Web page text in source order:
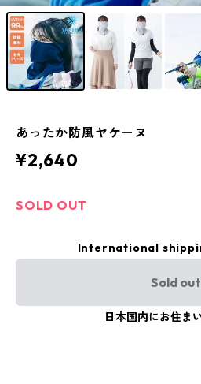
あったか防風ヤケーヌ
¥2,640
SOLD OUT
International
Sold out
日本国内にお住ま